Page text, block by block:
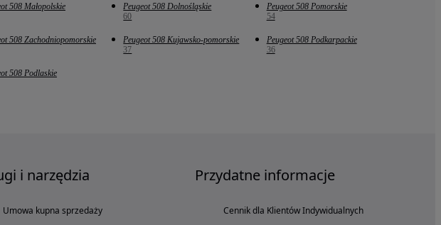
508 Małopolskie
Peugeot 508 Dolnośląskie
60
Peugeot 508 Pomorskie
54
508 Zachodniopomorskie
Peugeot 508 Kujawsko-pomorskie
37
Peugeot 508 Podkarpackie
36
508 Podlaskie
i narzędzia
Umowa kupna sprzedaży
Przydatne informacje
Cennik dla Klientów Indywidualnych